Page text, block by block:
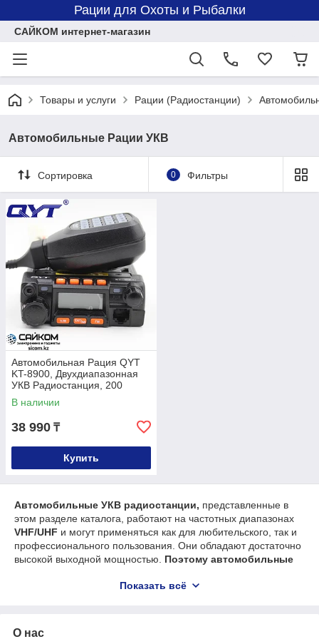
Рации для Охоты и Рыбалки
САЙКОМ интернет-магазин
Товары и услуги Рации (Радиостанции)
Автомобильные Рации УКВ
Сортировка 0 Фильтры
Автомобильная Рация QYT
KT-8900, Двухдиапазонная
УКВ Радиостанция, 200
Каналов
В наличии
38 990 ₸
Купить
Автомобильные УКВ радиостанции, представленные в
этом разделе каталога, работают на частотных диапазонах
VHF/UHF и могут применяться как для любительского, так и
профессионального пользования. Они обладают достаточно
высокой выходной мощностью. Поэтому автомобильные
условиях, например, в плотной городской застройке
VHF – высокочастотные рации для машины отлично
Показать всё
О нас